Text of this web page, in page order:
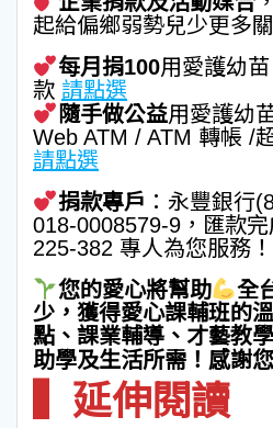
起給偏鄉弱勢兒少更多
每月捐100用愛護幼
款 請點選
隨手做公益用愛護幼
Web ATM / ATM 轉帳 /
請點選
捐款專戶 ：永豐銀行
018-0008579-9，匯款
225-382 專人為您服務！
您的愛心將幫助
全
少，獲得愛心課輔班的
點、課業輔導、才藝教
助學及生活所需！感謝您
▍延伸閱讀